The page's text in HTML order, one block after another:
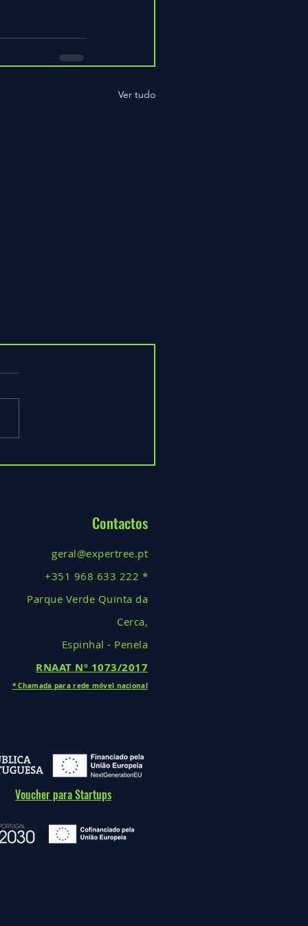
Ver tudo
Contactos
geral@expertree.pt
+351 968 633 222 *
Parque Verde Quinta da
Cerca,
Espinhal - Penela
RNAAT Nº 1073/2017
* Chamada para rede móvel nacional
Voucher para Startups